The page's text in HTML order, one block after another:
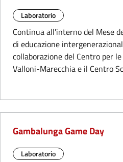
Laboratorio
Continua all'interno del Mese
di educazione
collaborazione del Centro per
Valloni-Marecchia e il Centro
Gambalunga Game Day
Laboratorio